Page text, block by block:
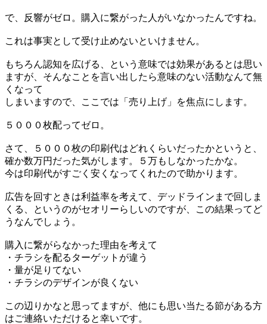
で、反響がゼロ。購入に繋がった人がいなかったんですね。
これは事実として受け止めないといけません。
もちろん認知を広げる、という意味では効果があるとは思い
ますが、そんなことを言い出したら意味のない活動なんて無
くなって
しまいますので、ここでは「売り上げ」を焦点にします。
５０００枚配ってゼロ。
さて、５０００枚の印刷代はどれくらいだったかというと、
確か数万円だった気がします。５万もしなかったかな。
今は印刷代がすごく安くなってくれたので助かります。
広告を回すときは利益率を考えて、デッドラインまで回しま
くる、というのがセオリーらしいのですが、この結果ってど
うなんでしょう。
購入に繋がらなかった理由を考えて
・チラシを配るターゲットが違う
・量が足りてない
・チラシのデザインが良くない
この辺りかなと思ってますが、他にも思い当たる節がある方
はご連絡いただけると幸いです。